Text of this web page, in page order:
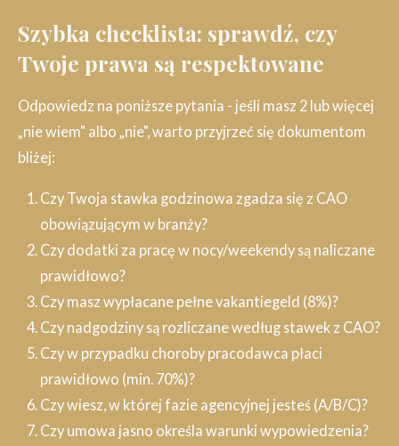
Szybka checklista: sprawdź, czy
Twoje prawa są respektowane
Odpowiedz na poniższe pytania - jeśli masz 2 lub więcej
„nie wiem" albo „nie", warto przyjrzeć się dokumentom
bliżej:
Czy Twoja stawka godzinowa zgadza się z CAO
obowiązującym w branży?
Czy dodatki za pracę w nocy/weekendy są naliczane
prawidłowo?
Czy masz wypłacane pełne vakantiegeld (8%)?
Czy nadgodziny są rozliczane według stawek z CAO?
Czy w przypadku choroby pracodawca płaci
prawidłowo (min. 70%)?
Czy wiesz, w której fazie agencyjnej jesteś (A/B/C)?
Czy umowa jasno określa warunki wypowiedzenia?